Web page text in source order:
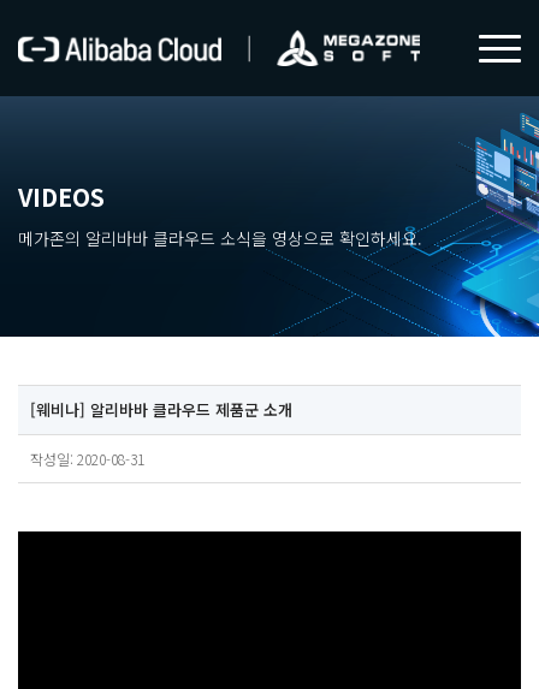
VIDEOS
메가존의 알리바바 클라우드 소식을 영상으로 확인하세요.
[웨비나] 알리바바 클라우드 제품군 소개
작성일: 2020-08-31